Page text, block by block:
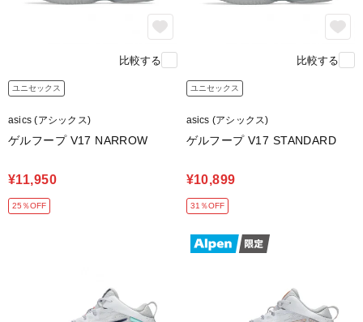
比較する
ユニセックス
asics (アシックス)
ゲルフープ V17 NARROW
¥11,950
25％OFF
比較する
ユニセックス
asics (アシックス)
ゲルフープ V17 STANDARD
¥10,899
31％OFF